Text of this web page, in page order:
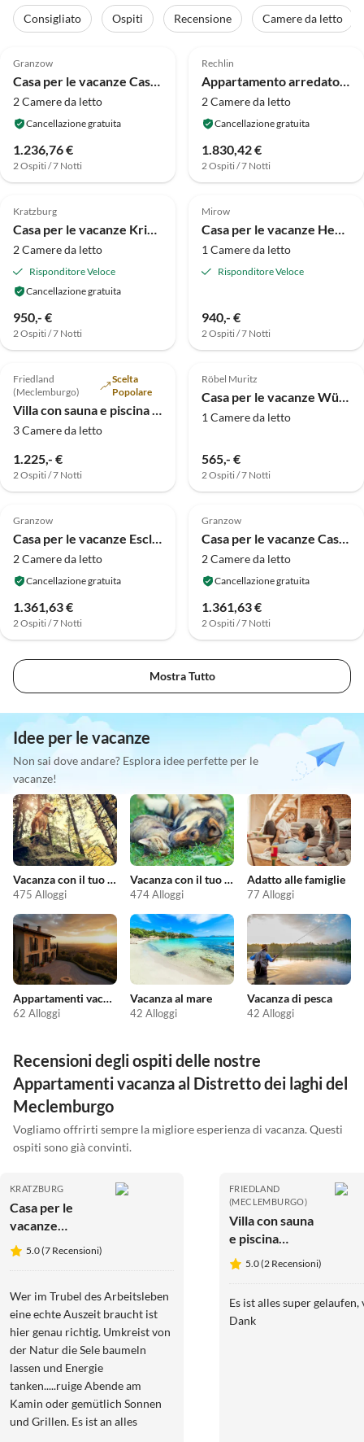
Consigliato Ospiti Recensione
Camere da letto
Granzow
Casa per le vacanze Casa vacanze nel parco vacanze Mirow
2 Camere da letto
Cancellazione gratuita
1.236,76 €
2 Ospiti / 7 Notti
Rechlin
Appartamento arredato con cura
2 Camere da letto
Cancellazione gratuita
1.830,42 €
2 Ospiti / 7 Notti
Alto
5.0 (7)
Kratzburg
Casa per le vacanze Krienke 16a
2 Camere da letto
Risponditore Veloce
Cancellazione gratuita
950,- €
2 Ospiti / 7 Notti
Alto
4.9 (5)
Mirow
Casa per le vacanze Henriettenhaus Mirow
1 Camere da letto
Risponditore Veloce
940,- €
2 Ospiti / 7 Notti
Alto
5.0 (2)
Friedland
(Meclemburgo)
Scelta
Popolare
Villa con sauna e piscina riscaldata
3 Camere da letto
1.225,- €
2 Ospiti / 7 Notti
Alto
4.8 (1)
Röbel Muritz
Casa per le vacanze Wünnow
1 Camere da letto
565,- €
2 Ospiti / 7 Notti
Granzow
Casa per le vacanze Esclusiva casa vacanze scandinava
2 Camere da letto
Cancellazione gratuita
1.361,63 €
2 Ospiti / 7 Notti
Granzow
Casa per le vacanze Casa vacanze nel parco vacanze Mirow
2 Camere da letto
Cancellazione gratuita
1.361,63 €
2 Ospiti / 7 Notti
Mostra Tutto
Idee per le vacanze
Non sai dove andare? Esplora idee perfette per le
vacanze!
Vacanza con il tuo cane
475 Alloggi
Vacanza con il tuo animale domestico
474 Alloggi
Adatto alle famiglie
77 Alloggi
Appartamenti vacanze economici
62 Alloggi
Vacanza al mare
42 Alloggi
Vacanza di pesca
42 Alloggi
Recensioni degli ospiti delle nostre
Appartamenti vacanza al Distretto dei laghi del
Meclemburgo
Vogliamo offrirti sempre la migliore esperienza di vacanza. Questi
ospiti sono già convinti.
KRATZBURG
Casa per le
vacanze
Krienke 16a
5.0 (7 Recensioni)
Wer im Trubel des Arbeitsleben
eine echte Auszeit braucht ist
hier genau richtig. Umkreist von
der Natur die Sele baumeln
lassen und Energie
tanken.....ruige Abende am
Kamin oder gemütlich Sonnen
und Grillen. Es ist an alles
FRIEDLAND
(MECLEMBURGO)
Villa con sauna
e piscina
riscaldata
5.0 (2 Recensioni)
Es ist alles super gelaufen,
Dank